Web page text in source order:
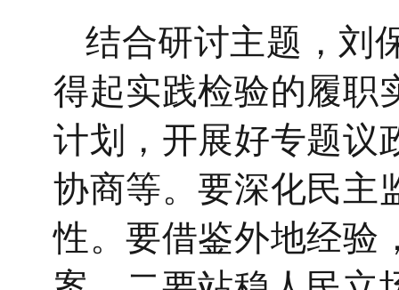
结合研讨主题，刘
得起实践检验的履职
计划，开展好专题议
协商等。要深化民主
性。要借鉴外地经验